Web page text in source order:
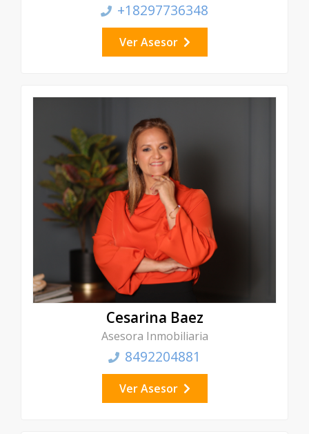
+18297736348
Ver Asesor
Cesarina Baez
Asesora Inmobiliaria
8492204881
Ver Asesor